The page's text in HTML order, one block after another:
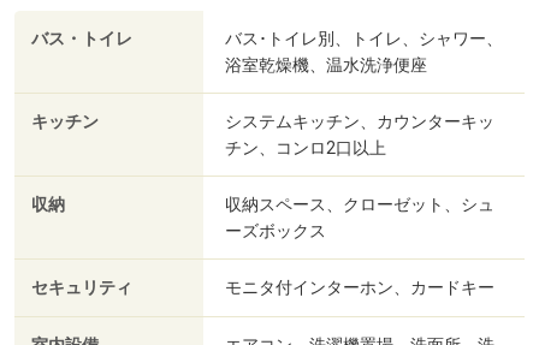
バス・トイレ
バス･トイレ別、トイレ、シャワー、
浴室乾燥機、温水洗浄便座
キッチン
システムキッチン、カウンターキッ
チン、コンロ2口以上
収納
収納スペース、クローゼット、シュ
ーズボックス
セキュリティ モニタ付インターホン、カードキー